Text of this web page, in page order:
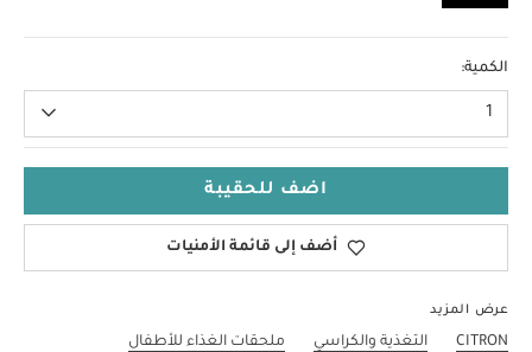
الكمية:
1
اضف للحقيبة
أضف إلى قائمة الأمنيات
عرض المزيد
CITRON التغذية والكراسي
ملحقات الغذاء للأطفال